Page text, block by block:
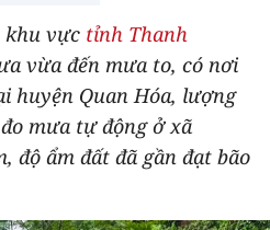
khu vực tỉnh Thanh
vừa đến mưa to, có nơi
huyện Quan Hóa, lượng
mưa tự động ở xã
độ ẩm đất đã gần đạt bão